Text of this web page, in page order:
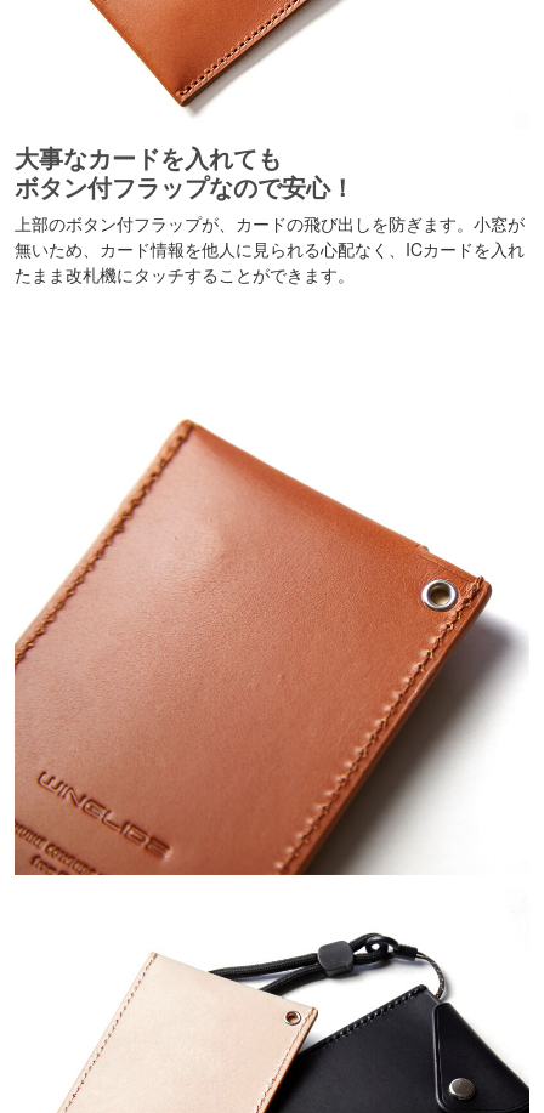
大事なカードを入れても
ボタン付フラップなので安心！
上部のボタン付フラップが、カードの飛び出しを防ぎます。小窓が
無いため、カード情報を他人に見られる心配なく、ICカードを入れ
たまま改札機にタッチすることができます。